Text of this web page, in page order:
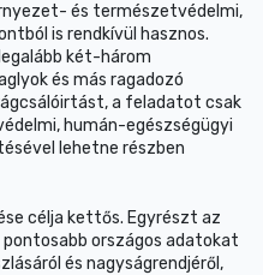
és természetvédelmi,
is rendkívül hasznos.
két-három
és más ragadozó
a feladatot csak
humán-egészségügyi
lehetne részben
célja kettős. Egyrészt az
országos adatokat
és nagyságrendjéről,